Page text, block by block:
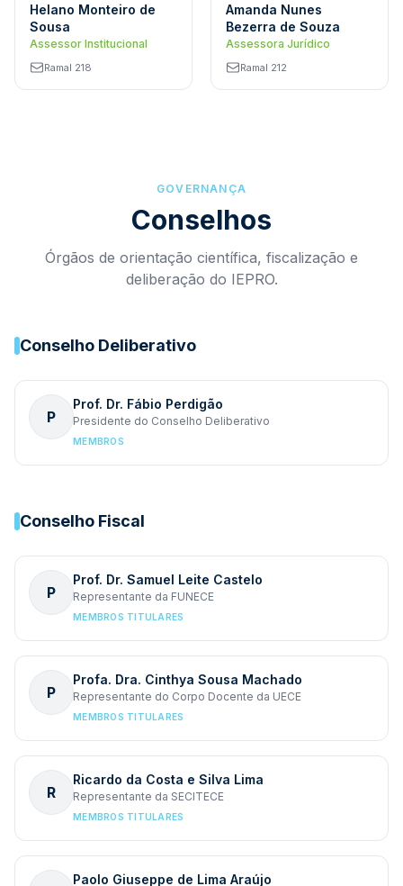
Helano Monteiro de
Sousa
Assessor Institucional
Ramal 218
Amanda Nunes
Bezerra de Souza
Assessora Jurídico
Ramal 212
GOVERNANÇA
Conselhos
Órgãos de orientação científica, fiscalização e
deliberação do IEPRO.
Conselho Deliberativo
P
Prof. Dr. Fábio Perdigão
Presidente do Conselho Deliberativo
MEMBROS
Conselho Fiscal
P
Prof. Dr. Samuel Leite Castelo
Representante da FUNECE
MEMBROS TITULARES
P
Profa. Dra. Cinthya Sousa Machado
Representante do Corpo Docente da UECE
MEMBROS TITULARES
R
Ricardo da Costa e Silva Lima
Representante da SECITECE
MEMBROS TITULARES
Paolo Giuseppe de Lima Araújo